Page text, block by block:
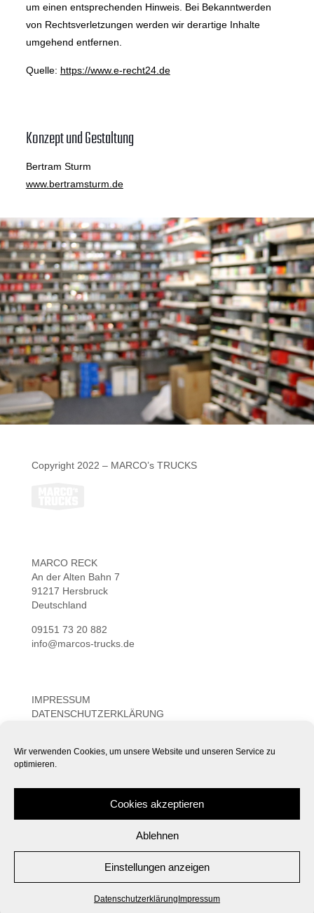
Wir verwenden Cookies, um unsere Website und unseren Service zu
optimieren.
Cookies akzeptieren
Ablehnen
Einstellungen anzeigen
Datenschutzerklärung Impressum
um einen entsprechenden Hinweis. Bei Bekanntwerden
von Rechtsverletzungen werden wir derartige Inhalte
umgehend entfernen.
Quelle: https://www.e-recht24.de
Konzept und Gestaltung
Bertram Sturm
www.bertramsturm.de
Copyright 2022 – MARCO’s TRUCKS
MARCO RECK
An der Alten Bahn 7
91217 Hersbruck
Deutschland
09151 73 20 882
info@marcos-trucks.de
IMPRESSUM
DATENSCHUTZERKLÄRUNG
Translate
Melde Dich